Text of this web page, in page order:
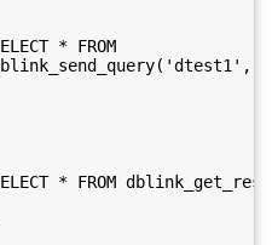
* FROM
* FROM